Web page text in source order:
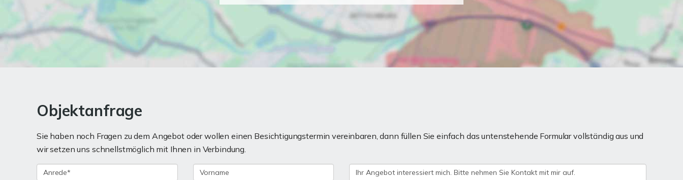
Objektanfrage
Sie haben noch Fragen zu dem Angebot oder wollen einen Besichtigungstermin vereinbaren, dann füllen Sie einfach das untenstehende Formular vollständig aus und
wir setzen uns schnellstmöglich mit Ihnen in Verbindung.